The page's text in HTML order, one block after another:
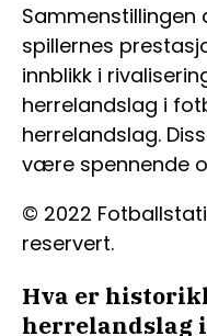
Sammenstillingen
spillernes
innblikk i
herrelandslag i
herrelandslag.
være spennende
© 2022
reservert.
Hva er
herrelandslag